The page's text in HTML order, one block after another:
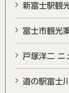
新富士駅観
富士市観光
戸塚洋二 ニ
道の駅富士